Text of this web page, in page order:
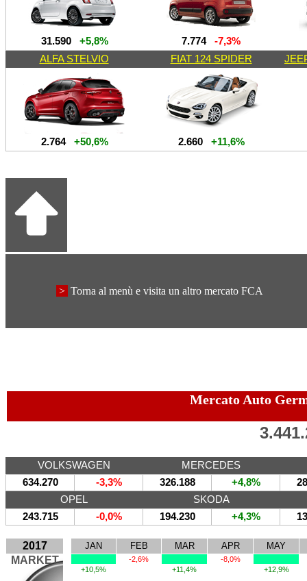
31.590 +5,8% 7.774
-7,3%
ALFA STELVIO
FIAT 124 SPIDER
2.764 +50,6% 2.660 +11,6%
> Torna al menù e visita un altro mercato FCA
Mercato Auto
VOLKSWAGEN
MERCEDES
634.270
-3,3% 326.188 +4,8%
OPEL
SKODA
243.715
-0,0% 194.230 +4,3%
2017 JAN FEB MAR APR MAY
MARKET -2,6%
-8,0%
+10,5%
+11,4% +12,9%